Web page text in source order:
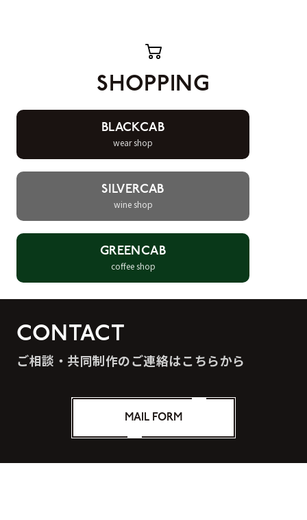
SHOPPING
BLACKCAB
wear shop
SILVERCAB
wine shop
GREENCAB
coffee shop
CONTACT
ご相談・共同制作のご連絡はこちらから
MAIL FORM